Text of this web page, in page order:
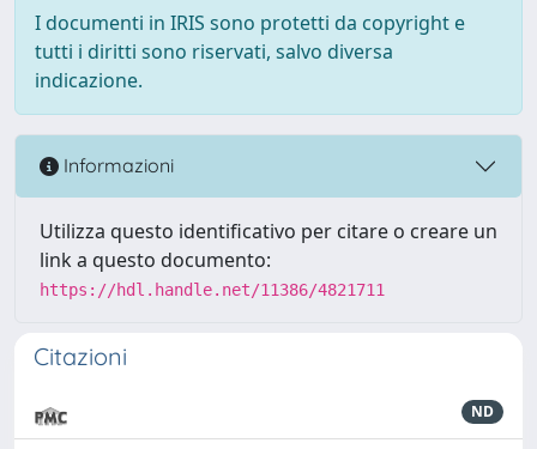
I documenti in IRIS sono protetti da copyright e
tutti i diritti sono riservati, salvo diversa
indicazione.
Informazioni
Utilizza questo identificativo per citare o creare un
link a questo documento:
https://hdl.handle.net/11386/4821711
Citazioni
ND